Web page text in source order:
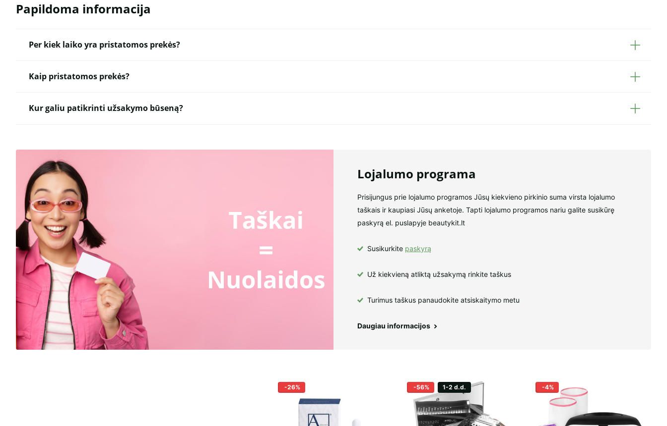
Papildoma informacija
Per kiek laiko yra pristatomos prekės?
Kaip pristatomos prekės?
Kur galiu patikrinti užsakymo būseną?
Lojalumo programa
Prisijungus prie lojalumo programos Jūsų kiekvieno pirkinio suma virsta lojalumo
taškais ir kaupiasi Jūsų anketoje. Tapti lojalumo programos nariu galite susikūrę
paskyrą el. puslapyje beautykit.lt
Susikurkite paskyrą
Už kiekvieną atliktą užsakymą rinkite taškus
Turimus taškus panaudokite atsiskaitymo metu
Daugiau informacijos
-26% -56% 1-2 d.d. -4%